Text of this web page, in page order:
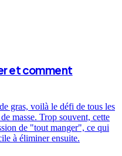
et comment
gras, voilà le défi de tous les
masse. Trop souvent, cette
de "tout manger", ce qui
à éliminer ensuite.